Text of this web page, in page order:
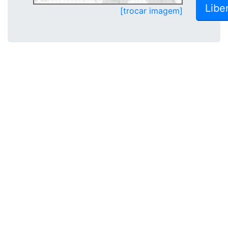
[trocar imagem]